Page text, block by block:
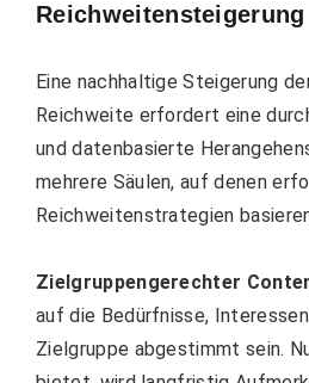
Reichweitensteigerung
Eine nachhaltige Steigerung
Reichweite erfordert eine
und datenbasierte
mehrere Säulen, auf denen
Reichweitenstrategien
Zielgruppengerechter
auf die Bedürfnisse,
Zielgruppe abgestimmt sein.